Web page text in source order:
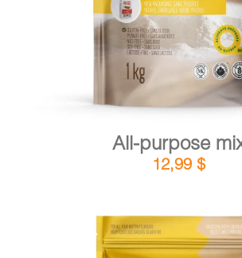
All-purpose
12,99 $